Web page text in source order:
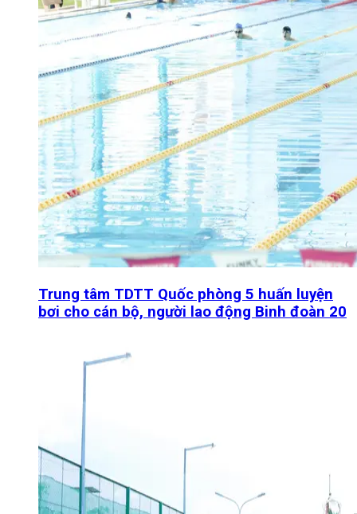
Trung tâm TDTT Quốc phòng 5 huấn luyện
bơi cho cán bộ, người lao động Binh đoàn 20